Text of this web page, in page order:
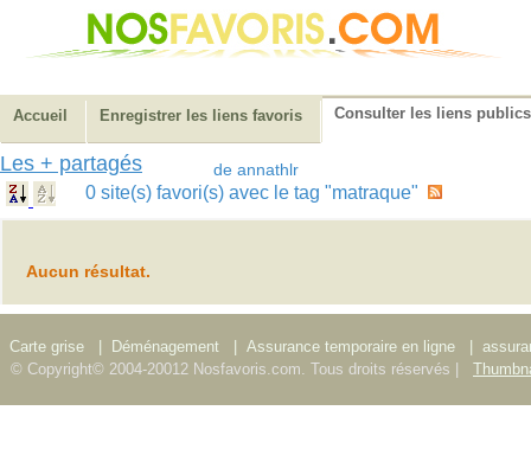
Accueil Enregistrer les liens favoris Consulter les liens publics
Les + partagés de annathlr
0 site(s) favori(s) avec le tag "matraque"
Aucun résultat.
Carte grise Déménagement Assurance temporaire en ligne
© Copyright© 2004-20012 Nosfavoris.com. Tous droits réservés |